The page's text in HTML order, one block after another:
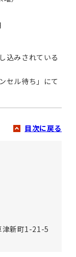
込みされている
セル待ち」にて
目次に戻る
津新町1-21-5